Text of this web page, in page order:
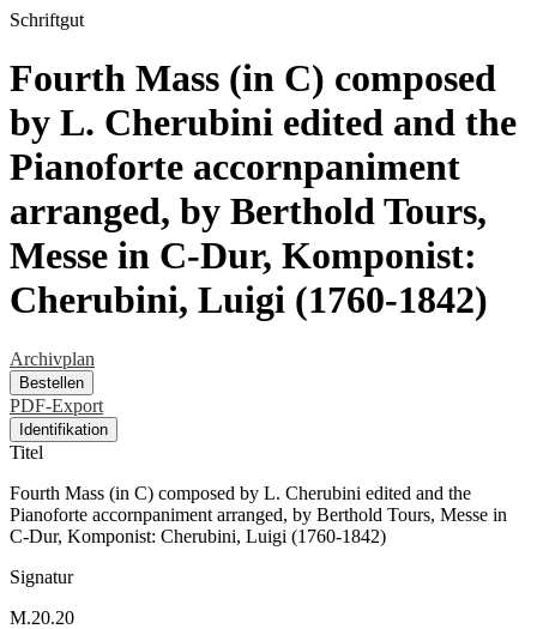
Schriftgut
Fourth Mass (in C) composed
by L. Cherubini edited and the
Pianoforte accornpaniment
arranged, by Berthold Tours,
Messe in C-Dur, Komponist:
Cherubini, Luigi (1760-1842)
Archivplan
Bestellen
PDF-Export
Identifikation
Titel
Fourth Mass (in C) composed by L. Cherubini edited and the
Pianoforte accornpaniment arranged, by Berthold Tours, Messe in
C-Dur, Komponist: Cherubini, Luigi (1760-1842)
Signatur
M.20.20